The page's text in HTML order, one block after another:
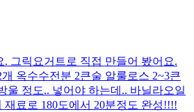
. 그릭요거트로 직접 만들어 봤어요.
옥수수전분 2큰술 알룰로스 2~3큰
울 정도.. 넣어야 하는데.. 바닐라오일
재료로 180도에서 20분정도 완성!!!!